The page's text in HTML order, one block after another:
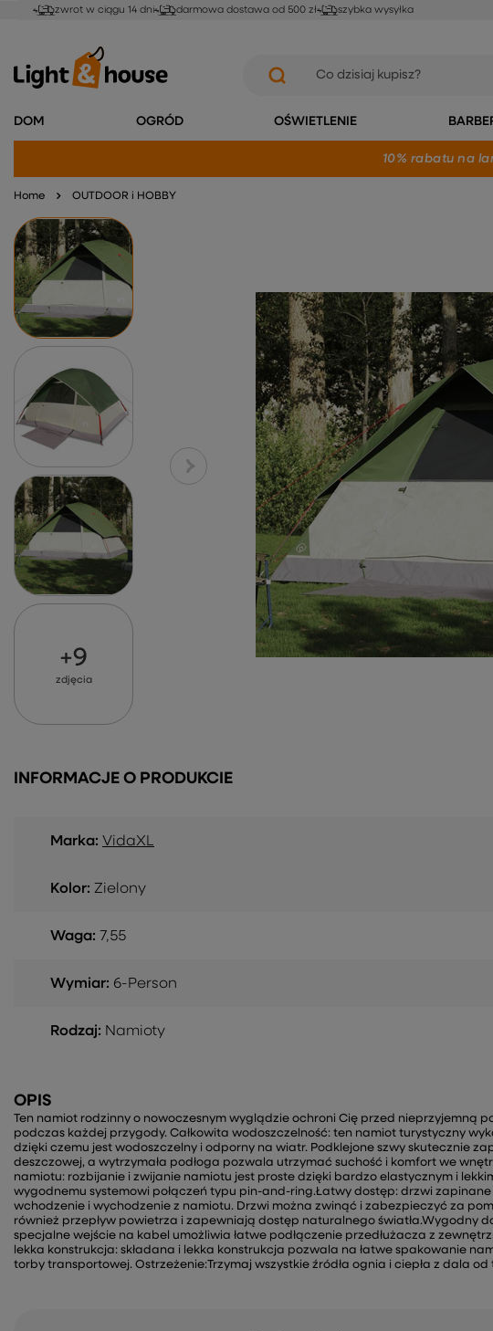
zwrot w ciągu 14 dni darmowa dostawa od 500 zł szybka wysyłka
DOM OGRÓD OŚWIETLENIE
10% rabatu na
Home OUTDOOR i HOBBY
+9
zdjęcia
INFORMACJE O PRODUKCIE
Marka: VidaXL
Kolor: Zielony
Waga: 7,55
Wymiar: 6-Person
Rodzaj: Namioty
OPIS
Ten namiot rodzinny o nowoczesnym wyglądzie ochroni Cię przed nieprzyjemną
podczas każdej przygody. Całkowita wodoszczelność: ten namiot turystyczny
dzięki czemu jest wodoszczelny i odporny na wiatr. Podklejone szwy skutecznie
deszczowej, a wytrzymała podłoga pozwala utrzymać suchość i komfort we
namiotu: rozbijanie i zwijanie namiotu jest proste dzięki bardzo elastycznym i
wygodnemu systemowi połączeń typu pin-and-ring.Łatwy dostęp: drzwi
wchodzenie i wychodzenie z namiotu. Drzwi można zwinąć i zabezpieczyć za
również przepływ powietrza i zapewniają dostęp naturalnego światła.Wygodny
specjalne wejście na kabel umożliwia łatwe podłączenie przedłużacza z
lekka konstrukcja: składana i lekka konstrukcja pozwala na łatwe spakowanie
torby transportowej. Ostrzeżenie:Trzymaj wszystkie źródła ognia i ciepła z dala